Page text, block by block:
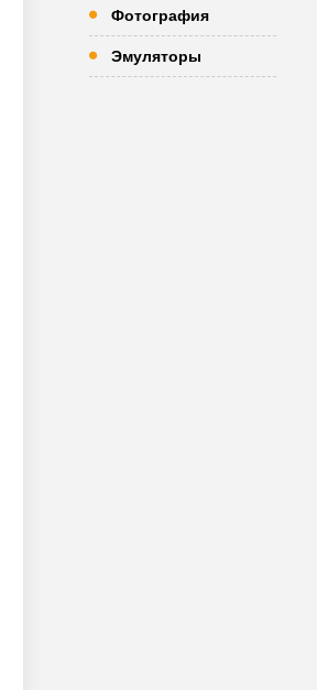
Фотография
Эмуляторы